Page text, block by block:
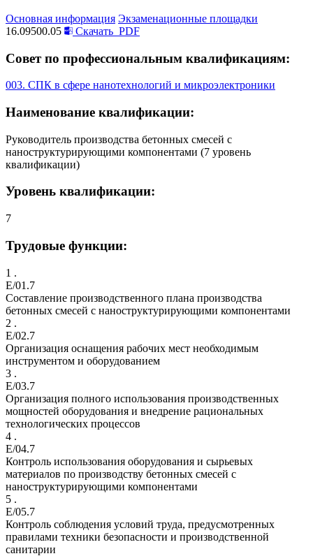
Основная информация Экзаменационные площадки
16.09500.05
Скачать PDF
Совет по профессиональным квалификациям:
003. СПК в сфере нанотехнологий и микроэлектроники
Наименование квалификации:
Руководитель производства бетонных смесей с
наноструктурирующими компонентами (7 уровень
квалификации)
Уровень квалификации:
7
Трудовые функции:
1 .
E/01.7
Cоставление производственного плана производства
бетонных смесей с наноструктурирующими компонентами
2 .
E/02.7
Организация оснащения рабочих мест необходимым
инструментом и оборудованием
3 .
E/03.7
Организация полного использования производственных
мощностей оборудования и внедрение рациональных
технологических процессов
4 .
E/04.7
Контроль использования оборудования и сырьевых
материалов по производству бетонных смесей с
наноструктурирующими компонентами
5 .
E/05.7
Контроль соблюдения условий труда, предусмотренных
правилами техники безопасности и производственной
санитарии